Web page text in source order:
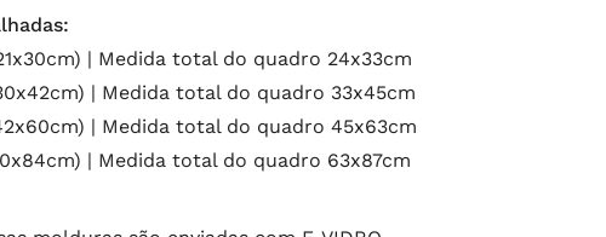
| Medida total do quadro 24x33cm
| Medida total do quadro 33x45cm
| Medida total do quadro 45x63cm
| Medida total do quadro 63x87cm